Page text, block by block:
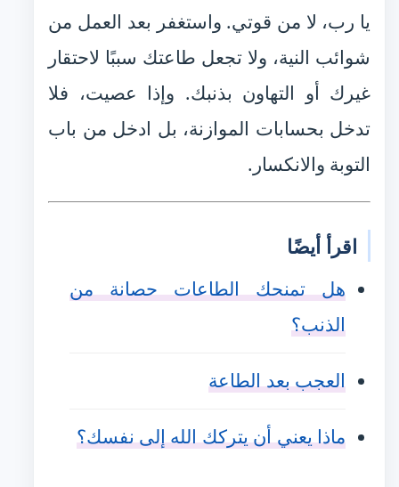
يا رب، لا من قوتي. واستغفر بعد العمل من
شوائب النية، ولا تجعل طاعتك سببًا لاحتقار
غيرك أو التهاون بذنبك. وإذا عصيت، فلا
تدخل بحسابات الموازنة، بل ادخل من باب
التوبة والانكسار.
اقرأ أيضًا
هل تمنحك الطاعات حصانة من
الذنب؟
العجب بعد الطاعة
ماذا يعني أن يتركك الله إلى نفسك؟